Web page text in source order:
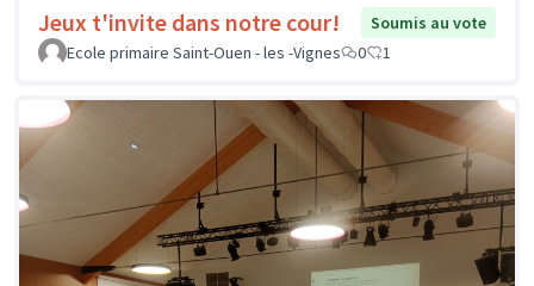
Jeux t'invite dans notre cour!
Soumis au vote
Ecole primaire Saint-Ouen - les -Vignes
0 1